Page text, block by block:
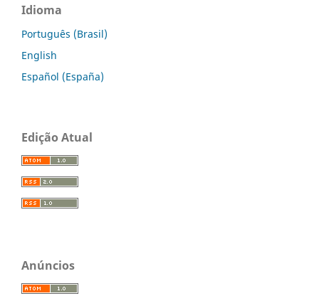
Idioma
Português (Brasil)
English
Español (España)
Edição Atual
Anúncios